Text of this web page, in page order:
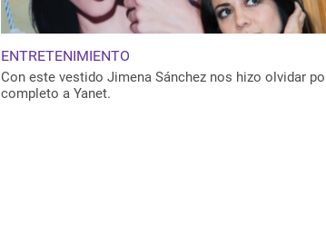
ENTRETENIMIENTO
Con este vestido Jimena Sánchez nos hizo olvidar
completo a Yanet.